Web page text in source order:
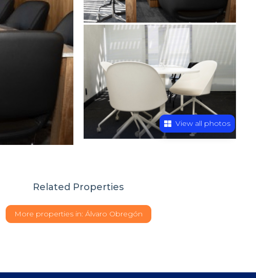
View all photos
Related Properties
More properties in: Álvaro Obregón